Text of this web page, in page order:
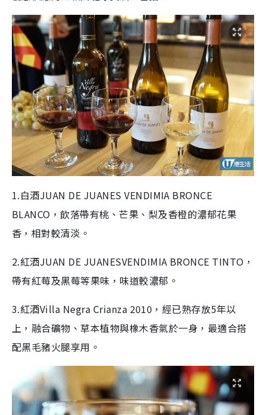
1.白酒JUAN DE JUANES VENDIMIA BRONCE
BLANCO，飲落帶有桃、芒果、梨及香橙的濃郁花果
香，相對較清淡。
2.紅酒JUAN DE JUANESVENDIMIA BRONCE TINTO，
帶有紅莓及黑莓等果味，味道較濃郁。
3.紅酒Villa Negra Crianza 2010，經已熟存放5年以
上，融合礦物、草本植物與橡木香氣於一身，最適合搭
配黑毛豬火腿享用。